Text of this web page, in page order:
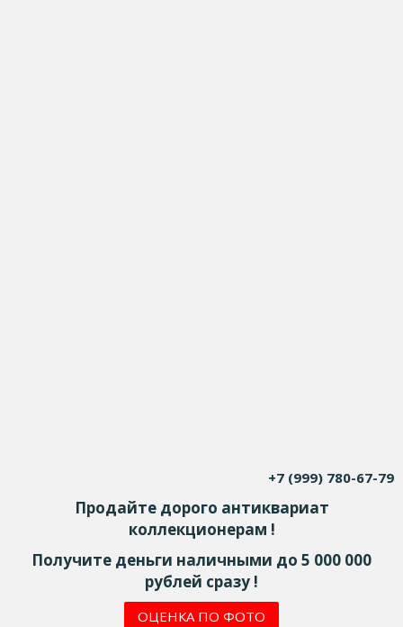
+7 (999) 780-67-79
Продайте дорого антиквариат
коллекционерам !
Получите деньги наличными до 5 000 000
рублей сразу !
ОЦЕНКА ПО ФОТО